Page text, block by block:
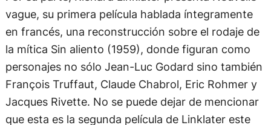
en francés, una reconstrucción sobre el rodaje de
la mítica Sin aliento (1959), donde figuran como
personajes no sólo Jean-Luc Godard sino también
François Truffaut, Claude Chabrol, Eric Rohmer y
Jacques Rivette. No se puede dejar de mencionar
que esta es la segunda película de Linklater este
año, quien en febrero estrenó en la Berlinale la